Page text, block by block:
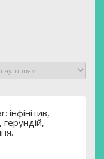
інфінітив,
герундій,